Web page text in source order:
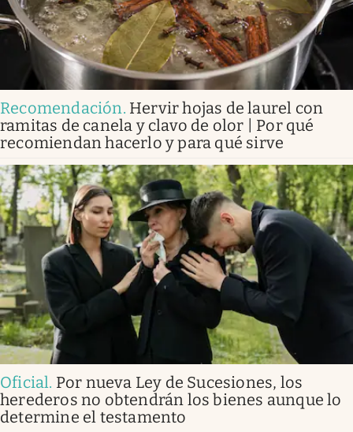
Recomendación. Hervir hojas de laurel con
ramitas de canela y clavo de olor | Por qué
recomiendan hacerlo y para qué sirve
Oficial. Por nueva Ley de Sucesiones, los
herederos no obtendrán los bienes aunque lo
determine el testamento